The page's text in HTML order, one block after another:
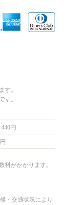
す。
す。
円
料がかかります。
・交通状況により